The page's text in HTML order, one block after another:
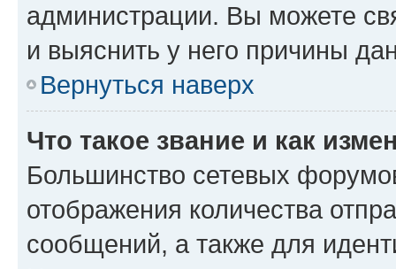
администрации. Вы можете
и выяснить у него причины
Вернуться наверх
Что такое звание и как
Большинство сетевых
отображения количества
сообщений, а также для